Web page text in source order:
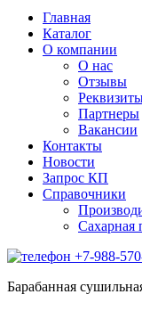
Главная
Каталог
О компании
О нас
Отзывы
Партнеры
Вакансии
Контакты
Новости
Запрос КП
Справочники
Сахарная
+7-988-
Барабанная